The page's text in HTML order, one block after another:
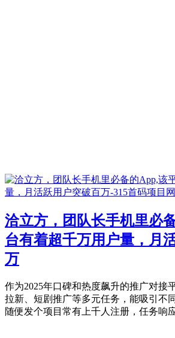
洽立方，团队长手机里必
台有着超千万用户量，月
万
作为2025年口碑和热度飙升的推广对接
拉新、短剧推广等多元任务，能吸引不
随便发个项目常有上千人注册，任务响